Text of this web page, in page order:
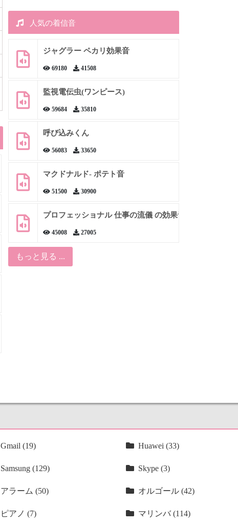
人気の着信音
ジャグラー ペカリ効果音
69180 41508
監視電伝虫(ワンピース)
59684 35810
呼び込みくん
56083 33650
マクドナルド- ポテト音
51500 30900
プロフェッショナル 仕事の流儀 の効果音
45008 27005
もっと見る ...
Gmail (19) Huawei (33)
Samsung (129) Skype (3)
アラーム (50) オルゴール (42)
ピアノ (7) マリンバ (114)